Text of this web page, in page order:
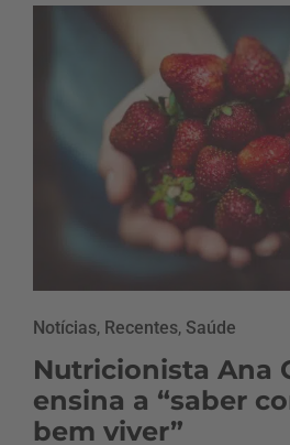
Notícias, Recentes, Saúde
Nutricionista Ana
ensina a “saber
bem viver”